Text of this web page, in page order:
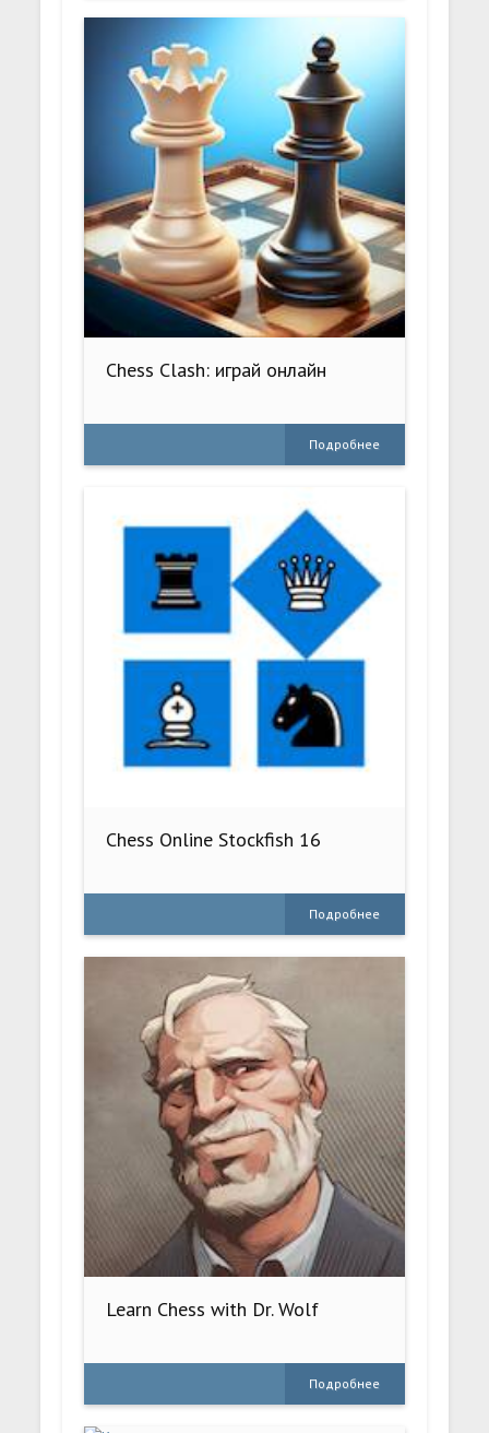
Chess Clash: играй онлайн
Подробнее
Chess Online Stockfish 16
Подробнее
Learn Chess with Dr. Wolf
Подробнее